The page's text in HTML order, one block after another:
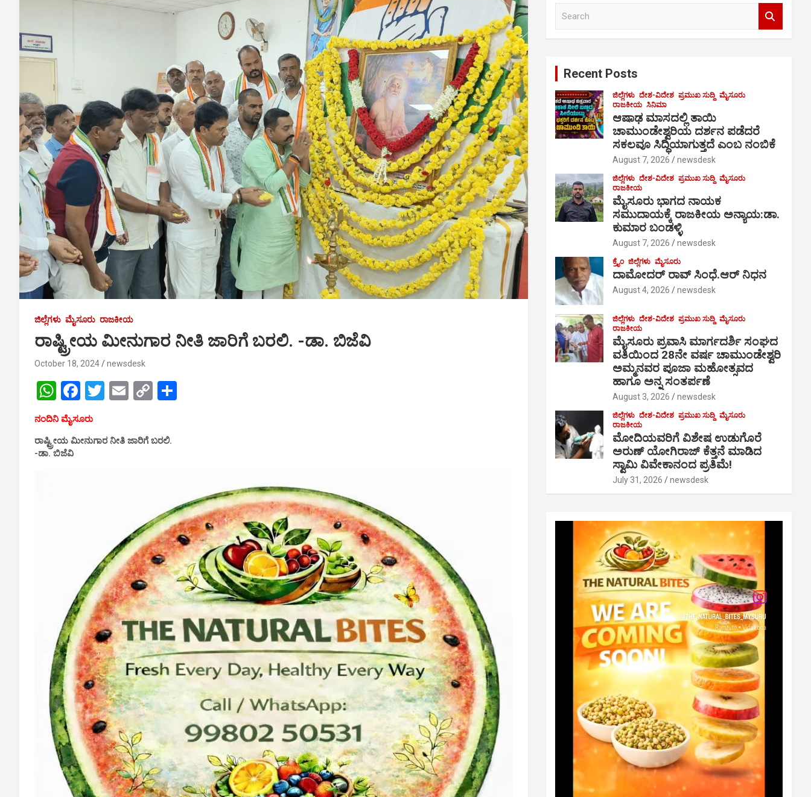
ಜಿಲ್ಲೆಗಳು ಮೈಸೂರು ರಾಜಕೀಯ
ರಾಷ್ಟ್ರೀಯ ಮೀನುಗಾರ ನೀತಿ ಜಾರಿಗೆ ಬರಲಿ. -ಡಾ. ಬಿಜೆವಿ
October 18, 2024 newsdesk
W
h
at
s
F
a
ce
b
T
er
E
C
Li
ನಂದಿನಿ ಮೈಸೂರು
ರಾಷ್ಟ್ರೀಯ ಮೀನುಗಾರ ನೀತಿ ಜಾರಿಗೆ ಬರಲಿ.
-ಡಾ. ಬಿಜೆವಿ
Recent Posts
ಜಿಲ್ಲೆಗಳು ದೇಶ-ವಿದೇಶ ಪ್ರಮುಖ ಸುದ್ದಿ ಮೈಸೂರು
ರಾಜಕೀಯ ಸಿನಿಮಾ
ಆಷಾಢ ಮಾಸದಲ್ಲಿ ತಾಯಿ
ಚಾಮುಂಡೇಶ್ವರಿಯ ದರ್ಶನ ಪಡೆದರೆ
ಸಕಲವೂ ಸಿದ್ಧಿಯಾಗುತ್ತದೆ ಎಂಬ ನಂಬಿಕೆ
August 7, 2026 newsdesk
ಜಿಲ್ಲೆಗಳು ದೇಶ-ವಿದೇಶ ಪ್ರಮುಖ ಸುದ್ದಿ ಮೈಸೂರು
ರಾಜಕೀಯ
ಮೈಸೂರು ಭಾಗದ ನಾಯಕ
ಸಮುದಾಯಕ್ಕೆ ರಾಜಕೀಯ ಅನ್ಯಾಯ:ಡಾ.
ಕುಮಾರ ಬಂಡಳ್ಳಿ
August 7, 2026 newsdesk
ಕ್ರೈಂ ಜಿಲ್ಲೆಗಳು ಮೈಸೂರು
ದಾಮೋದರ್ ರಾವ್ ಸಿಂಧೆ.ಆರ್ ನಿಧನ
August 4, 2026 newsdesk
ಜಿಲ್ಲೆಗಳು ದೇಶ-ವಿದೇಶ ಪ್ರಮುಖ ಸುದ್ದಿ ಮೈಸೂರು
ರಾಜಕೀಯ
ಮೈಸೂರು ಪ್ರವಾಸಿ ಮಾರ್ಗದರ್ಶಿ ಸಂಘದ
ವತಿಯಿಂದ 28ನೇ ವರ್ಷ ಚಾಮುಂಡೇಶ್ವರಿ
ಅಮ್ಮನವರ ಪೂಜಾ ಮಹೋತ್ಸವದ
ಹಾಗೂ ಅನ್ನ ಸಂತರ್ಪಣೆ
August 3, 2026 newsdesk
ಜಿಲ್ಲೆಗಳು ದೇಶ-ವಿದೇಶ ಪ್ರಮುಖ ಸುದ್ದಿ ಮೈಸೂರು
ರಾಜಕೀಯ
ಮೋದಿಯವರಿಗೆ ವಿಶೇಷ ಉಡುಗೊರೆ
ಅರುಣ್ ಯೋಗಿರಾಜ್ ಕೆತ್ತನೆ ಮಾಡಿದ
ಸ್ವಾಮಿ ವಿವೇಕಾನಂದ ಪ್ರತಿಮೆ!
July 31, 2026 newsdesk